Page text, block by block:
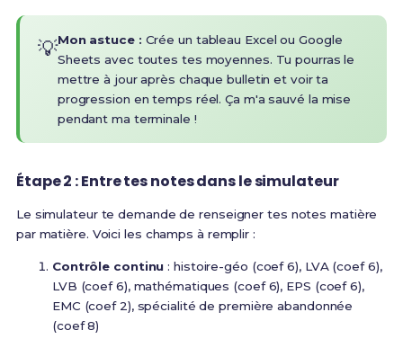
💡Mon astuce : Crée un tableau Excel ou Google
Sheets avec toutes tes moyennes. Tu pourras le
mettre à jour après chaque bulletin et voir ta
progression en temps réel. Ça m'a sauvé la mise
pendant ma terminale !
Étape 2 : Entre tes notes dans le simulateur
Le simulateur te demande de renseigner tes notes matière
par matière. Voici les champs à remplir :
Contrôle continu : histoire-géo (coef 6), LVA (coef 6),
LVB (coef 6), mathématiques (coef 6), EPS (coef 6),
EMC (coef 2), spécialité de première abandonnée
(coef 8)